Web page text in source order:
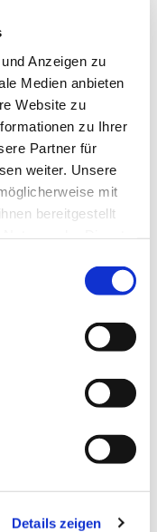
Anzeigen zu
Medien anbieten
Website zu
zu Ihrer
Partner für
weiter. Unsere
mit
bereitgestellt
Details zeigen